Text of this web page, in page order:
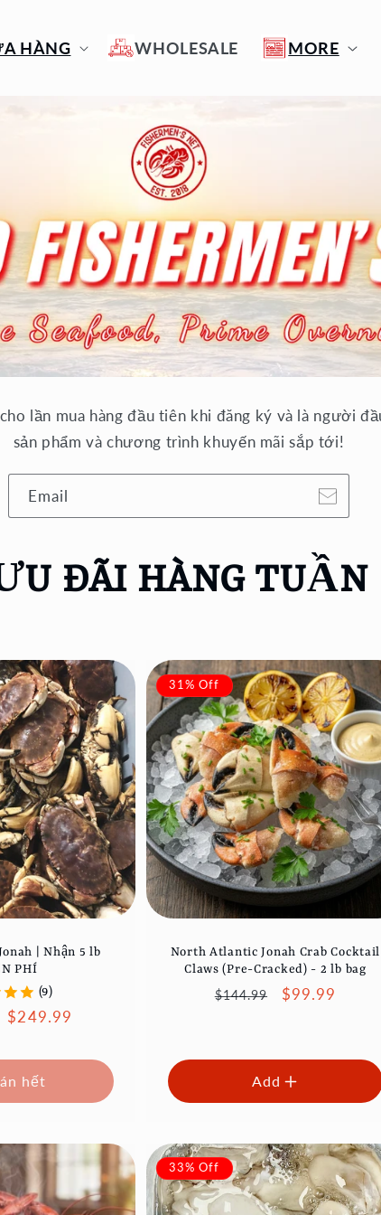
HÀNG WHOLESALE MORE
lần mua hàng đầu tiên khi đăng ký và là người
sản phẩm và chương trình khuyến mãi sắp tới!
Email
ĐÃI HÀNG TUẦN
| Nhận 5 lb
PHÍ
(9)
Giá
đãi
$249.99
hết
31% Off
North Atlantic Jonah Crab Cocktail
Claws (Pre-Cracked) - 2 lb bag
Giá
$144.99
Giá
$99.99
Add
33% Off